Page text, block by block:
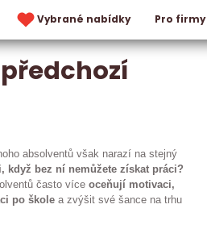
Vybrané nabídky Pro firmy
absolventů však narazí na stejný
když bez ní nemůžete získat práci?
často víceoceňují motivaci,
po škole a zvýšit své šance na trhu